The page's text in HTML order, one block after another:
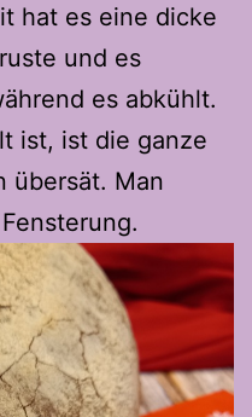
hat es eine dicke
und es
es abkühlt.
ist, ist die ganze
übersät. Man